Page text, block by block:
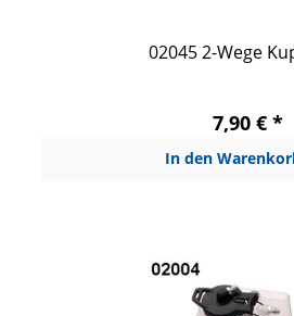
02045 2-Wege
7,90 € *
In den